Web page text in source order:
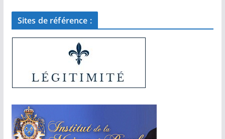
Sites de référence :